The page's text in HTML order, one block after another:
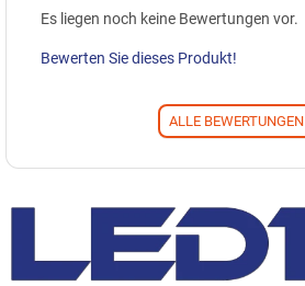
Es liegen noch keine Bewertungen vor.
Bewerten Sie dieses Produkt!
ALLE BEWERTUNGEN